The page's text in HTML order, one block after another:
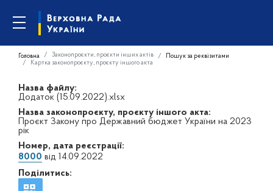
Головна Законопроєкти, проєкти інших актів
Пошук за реквізитами
Картка законопроєкту, проєкту іншого акта
Назва файлу:
Додаток (15.09.2022).xlsx
Назва законопроєкту, проєкту іншого акта:
Проєкт Закону про Державний бюджет України на 2023
рік
Номер, дата реєстрації:
8000 від 14.09.2022
Поділитись: